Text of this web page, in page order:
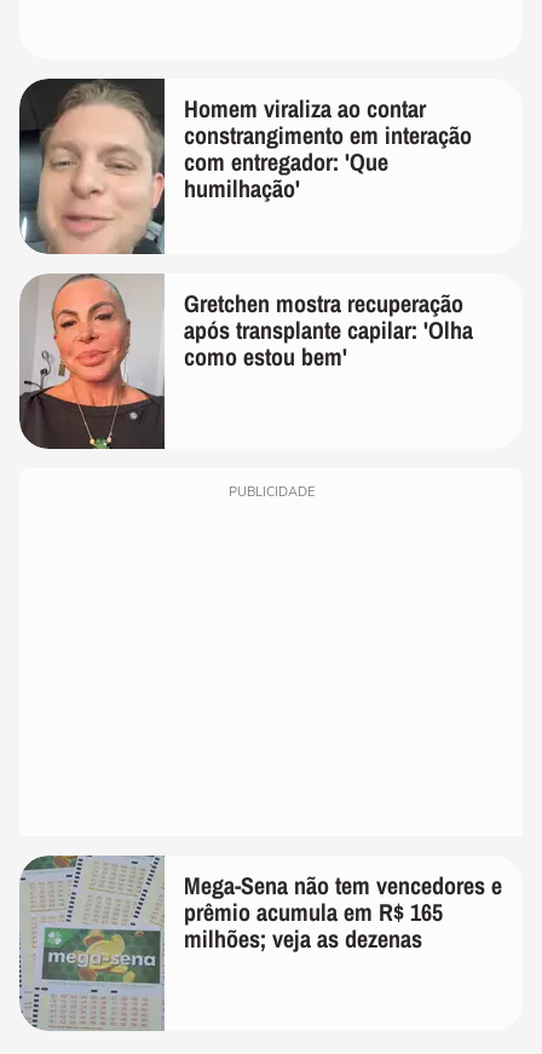
Homem viraliza ao contar
constrangimento em interação
com entregador: 'Que
humilhação'
Gretchen mostra recuperação
após transplante capilar: 'Olha
como estou bem'
PUBLICIDADE
Mega-Sena não tem vencedores e
prêmio acumula em R$ 165
milhões; veja as dezenas